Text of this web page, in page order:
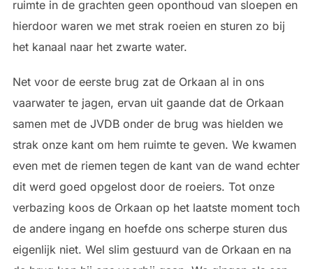
ruimte in de grachten geen oponthoud van sloepen en
hierdoor waren we met strak roeien en sturen zo bij
het kanaal naar het zwarte water.
Net voor de eerste brug zat de Orkaan al in ons
vaarwater te jagen, ervan uit gaande dat de Orkaan
samen met de JVDB onder de brug was hielden we
strak onze kant om hem ruimte te geven. We kwamen
even met de riemen tegen de kant van de wand echter
dit werd goed opgelost door de roeiers. Tot onze
verbazing koos de Orkaan op het laatste moment toch
de andere ingang en hoefde ons scherpe sturen dus
eigenlijk niet. Wel slim gestuurd van de Orkaan en na